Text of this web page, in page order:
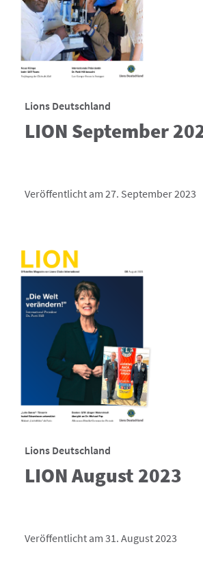
Lions Deutschland
LION September
Veröffentlicht am 27. September 2023
Lions Deutschland
LION August 2023
Veröffentlicht am 31. August 2023